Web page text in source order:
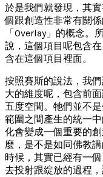
於是我們就發現，其
個跟創造性非常有關
「Overlay」的概念。
說，這個項目呢包含
含在這個項目裡面。
按照賽斯的說法，我
大的維度呢，包含前
五度空間。牠們並不
範圍之間產生的統一
化會變成一個重要的
麼，是不是如同佛教
時候，其實已經有一
去投射跟綻放的過程，